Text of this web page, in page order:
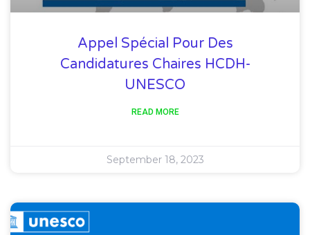
Appel Spécial Pour Des
Candidatures Chaires HCDH-
UNESCO
READ MORE
September 18, 2023